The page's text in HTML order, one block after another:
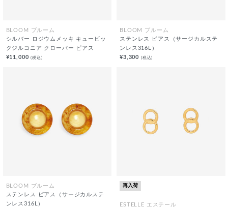
BLOOM ブルーム
シルバー ロジウムメッキ キュービッ
クジルコニア クローバー ピアス
¥11,000(税込)
BLOOM ブルーム
ステンレス ピアス（サージカルステ
ンレス316L）
¥3,300 (税込)
BLOOM ブルーム
ステンレス ピアス（サージカルステ
ンレス316L）
再入荷
ESTELLE エステール